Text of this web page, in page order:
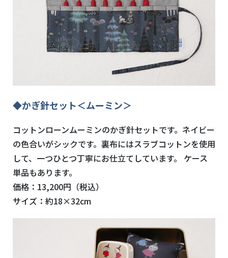
◆かぎ針セット＜ムーミン＞
コットンローンムーミンのかぎ針セットです。ネイビー
の色合いがシックです。裏布にはスラブコットンを使用
して、一つひとつ丁寧にお仕立てしています。 ケース
単品もあります。
価格：13,200円（税込）
サイズ：約18×32cm